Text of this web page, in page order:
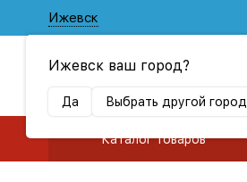
Ижевск
Ижевск ваш город?
Да Выбрать другой город
Каталог товаров